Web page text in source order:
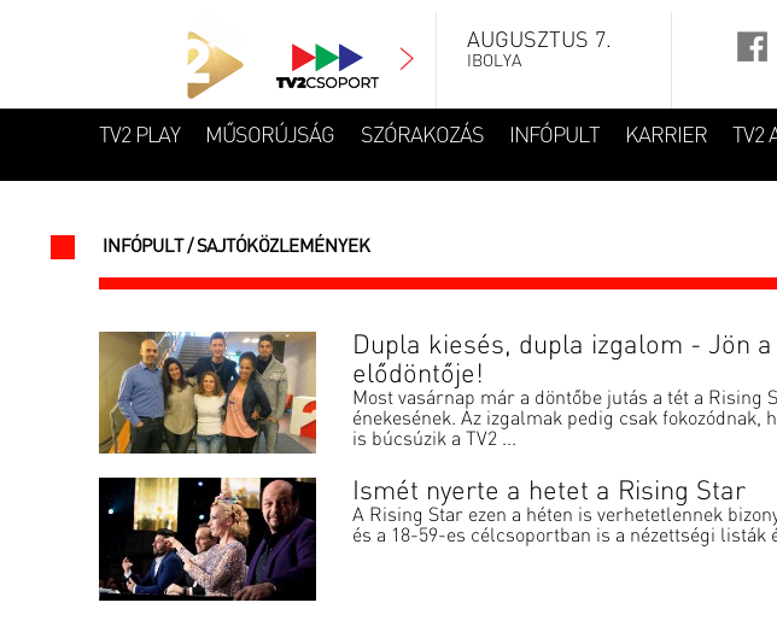
AUGUSZTUS 7.
IBOLYA
TV2 PLAY MŰSORÚJSÁG SZÓRAKOZÁS INFÓPULT KARRIER
INFÓPULT / SAJTÓKÖZLEMÉNYEK
Dupla kiesés, dupla izgalom - Jön
elődöntője!
Most vasárnap már a döntőbe jutás a tét a Rising
énekesének. Az izgalmak pedig csak fokozódnak,
is búcsúzik a TV2 ...
Ismét nyerte a hetet a Rising Star
A Rising Star ezen a héten is verhetetlennek
és a 18-59-es célcsoportban is a nézettségi listák